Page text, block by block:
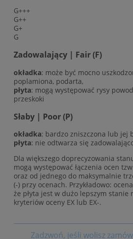
G+++
G++
G+
G
Zadowalający | Fair (F)
okładka: może być mocno
poplamiona, podarta,
płyta: mogą występować rysy
przeskoki
Słaby | Poor (P)
okładka: bardzo zniszczona lub jej
płyta: nie odtwarza się
Dla większego doprecyzowania
mogą występować łączenia ocen
oraz od jednego do maksymalnie
(-) przy ocenach. Przykładowo:
że płyta jest w dużo lepszym stanie
kryteriów oceny EX lub EX-.
Zadzwoń, jeśli wolisz